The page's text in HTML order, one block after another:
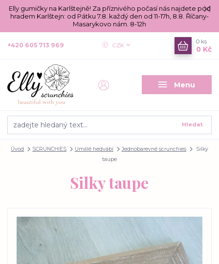
Elly gumičky na Karlštejně! Za příznivého počasí nás najdete pod
hradem Karlštejn: od Pátku 7.8. každý den od 11-17h, 8.8. Říčany-
Masarykovo nám. 8-12h
Menu
CZK
Hledat
+420 605 713 969
0 ks
0 Kč
Úvod SCRUNCHIES Umělé hedvábí Jednobarevné scrunchies
Silky
taupe
Silky taupe